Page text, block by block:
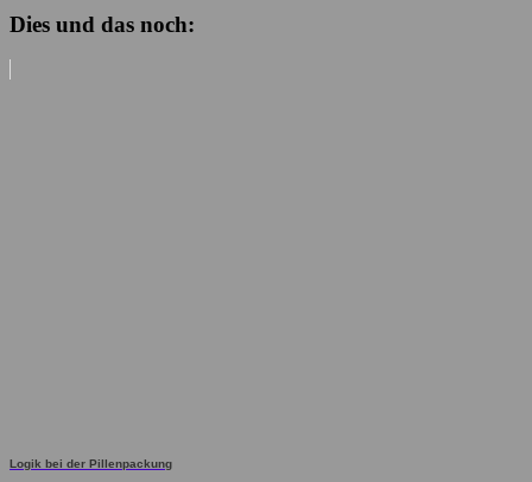
Dies und das noch:
Logik bei der Pillenpackung